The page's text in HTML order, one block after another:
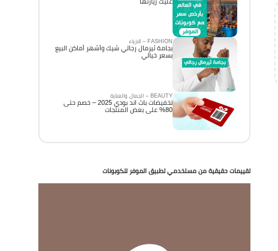
FASHION – الازياء
بجامة ثيرمال رجالي شيك وأشهر أماكن البيع
بسعر خيالي
BEAUTY – الجمال والعناية
تخفيضات باث اند بودي 2025 – خصم حتى
80% على بعض المنتجات
تقييمات حقيقية من مستخدمي تطبيق الموفر للكوبونات